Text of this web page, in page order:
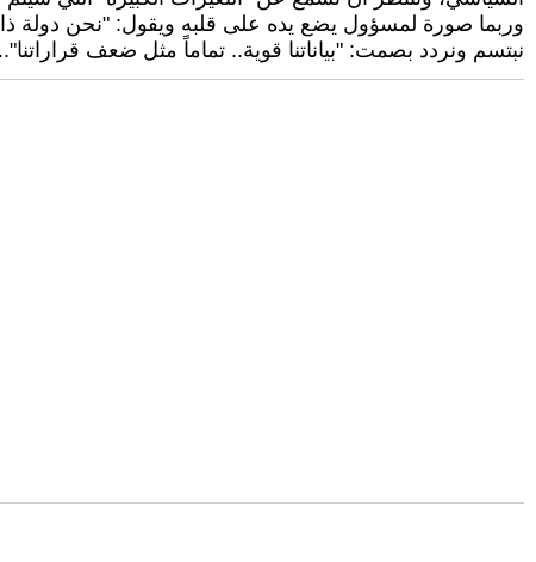
وربما صورة لمسؤول يضع يده على قلبه ويقول: "نحن دولة
نبتسم ونردد بصمت: "بياناتنا قوية.. تماماً مثل ضعف